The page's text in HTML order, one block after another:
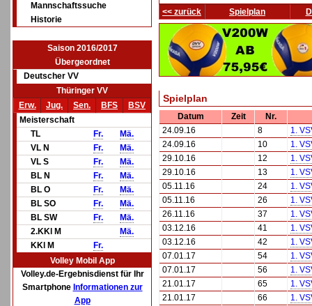
Mannschaftssuche
Historie
Saison 2016/2017
Übergeordnet
Deutscher VV
Thüringer VV
Erw.
Jug. Sen. BFS
BSV
Meisterschaft
TL
Fr.
Mä.
VL N
Fr.
Mä.
VL S
Fr.
Mä.
BL N
Fr.
Mä.
BL O
Fr.
Mä.
BL SO
Fr.
Mä.
BL SW
Fr.
Mä.
2.KKl M
Mä.
KKl M
Fr.
Volley Mobil App
Volley.de-Ergebnisdienst für Ihr
Smartphone Informationen zur
App
<< zurück Spielplan
Spielplan
Datum Zeit
Nr.
24.09.16
8
1.
24.09.16
10
1.
29.10.16
12
1.
29.10.16
13
1.
05.11.16
24
1.
05.11.16
26
1.
26.11.16
37
1.
03.12.16
41
1.
03.12.16
42
1.
07.01.17
54
1.
07.01.17
56
1.
21.01.17
65
1.
21.01.17
66
1.